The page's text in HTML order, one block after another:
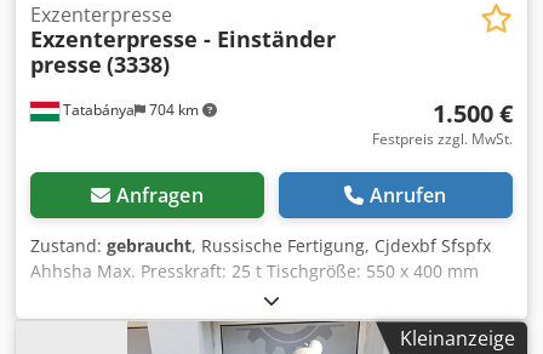
Tatabánya 704 km
Exzenterpresse
Exzenterpresse - Einständer
presse (3338)
1.500 €
Festpreis zzgl. MwSt.
Anfragen Anrufen
Zustand: gebraucht, Russische Fertigung, Cjdexbf Sfspfx
Ahhsha Max. Presskraft: 25 t Tischgröße: 550 x 400 mm
Kleinanzeige